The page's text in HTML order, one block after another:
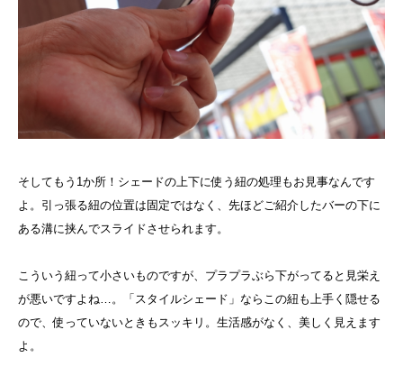
そしてもう1か所！シェードの上下に使う紐の処理もお見事なんです
よ。引っ張る紐の位置は固定ではなく、先ほどご紹介したバーの下に
ある溝に挟んでスライドさせられます。
こういう紐って小さいものですが、プラプラぶら下がってると見栄え
が悪いですよね…。「スタイルシェード」ならこの紐も上手く隠せる
ので、使っていないときもスッキリ。生活感がなく、美しく見えます
よ。